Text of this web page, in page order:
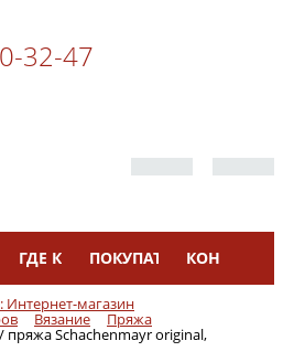
32-47
ГДЕ КУПИТЬПОКУПАТЕЛЯМКОНТАКТЫ
магазин
Вязание Пряжа
пряжа Schachenmayr original,